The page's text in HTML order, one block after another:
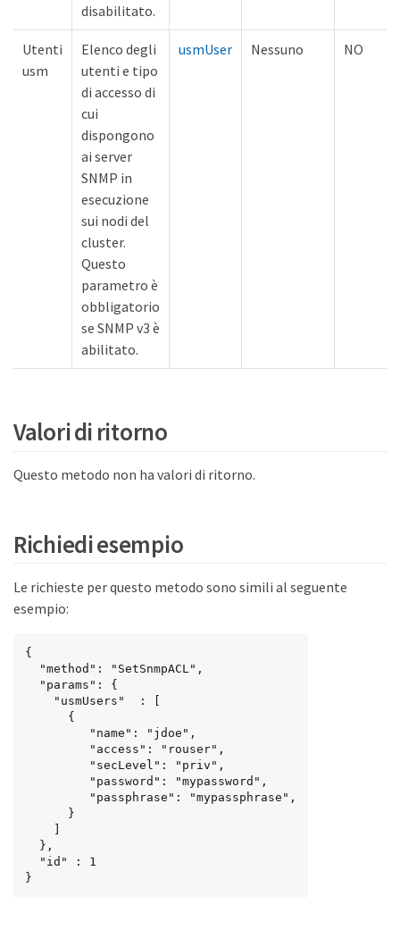
disabilitato.
Utenti
usm
Elenco degli
utenti e tipo
di accesso di
cui
dispongono
ai server
SNMP in
esecuzione
sui nodi del
cluster.
Questo
parametro è
obbligatorio
se SNMP v3 è
abilitato.
usmUser Nessuno NO
Valori di ritorno
Questo metodo non ha valori di ritorno.
Richiedi esempio
Le richieste per questo metodo sono simili al seguente
esempio:
{
}